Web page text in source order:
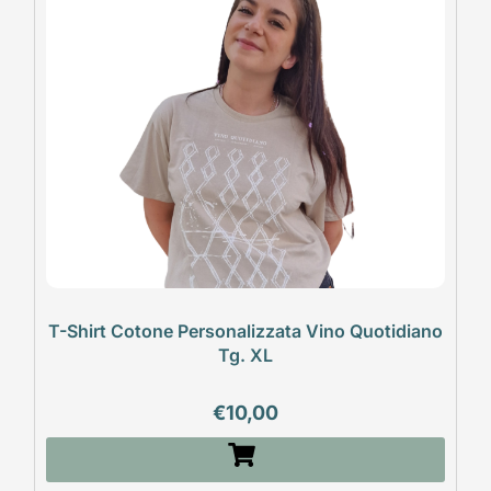
T-Shirt Cotone Personalizzata Vino Quotidiano
Tg. XL
€10,00